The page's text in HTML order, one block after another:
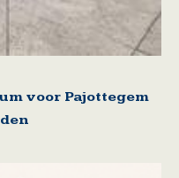
voor Pajottegem